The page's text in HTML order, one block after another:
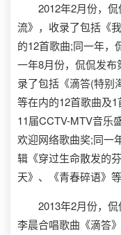
2012年2月份，侃
流》，收录了包括《
的12首歌曲;同一年，
一年8月份，侃侃发
录了包括《滴答(特别
等在内的12首歌曲及
11届CCTV-MTV音乐
欢迎网络歌曲奖;同一
辑《穿过生命散发的
天》、《青春碎语》
2013年2月份，侃
李晨合唱歌曲《滴答